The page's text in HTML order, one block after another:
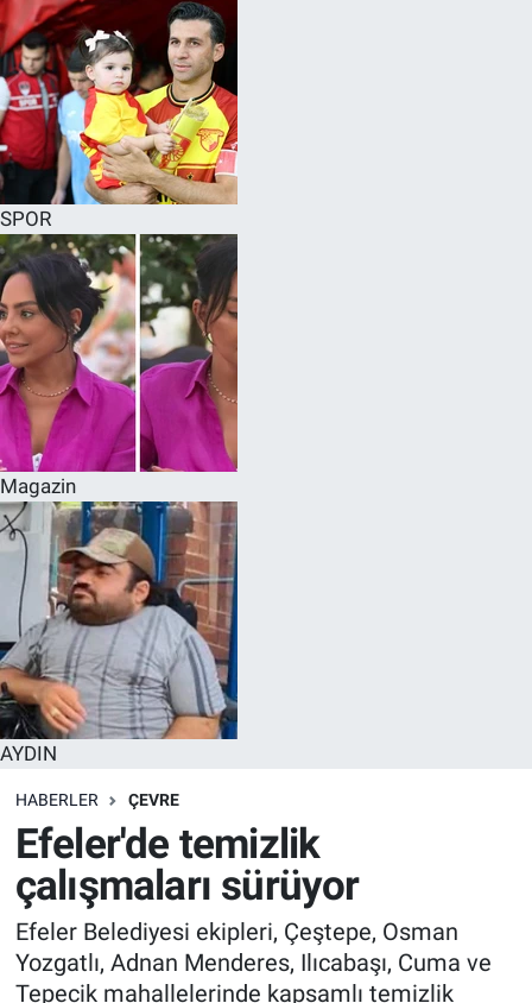
SPOR
Magazin
AYDIN
HABERLER ÇEVRE
Efeler'de temizlik
çalışmaları sürüyor
Efeler Belediyesi ekipleri, Çeştepe, Osman
Yozgatlı, Adnan Menderes, Ilıcabaşı, Cuma ve
Tepecik mahallelerinde kapsamlı temizlik